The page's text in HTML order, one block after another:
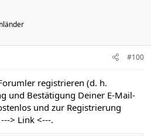
i
t
i
S
t
i
m
i
S
t
i
m
#100
registrieren (d. h.
und Bestätigung Deiner E-Mail-
und zur Registrierung
---> Link <---.